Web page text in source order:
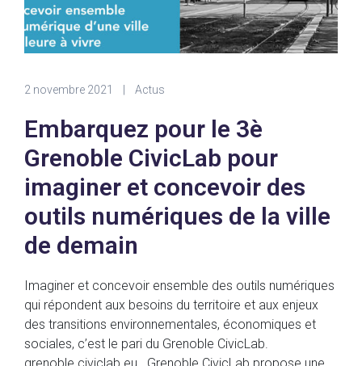
2 novembre 2021 Actus
Embarquez pour le 3è
Grenoble CivicLab pour
imaginer et concevoir des
outils numériques de la ville
de demain
Imaginer et concevoir ensemble des outils numériques
qui répondent aux besoins du territoire et aux enjeux
des transitions environnementales, économiques et
sociales, c’est le pari du Grenoble CivicLab.